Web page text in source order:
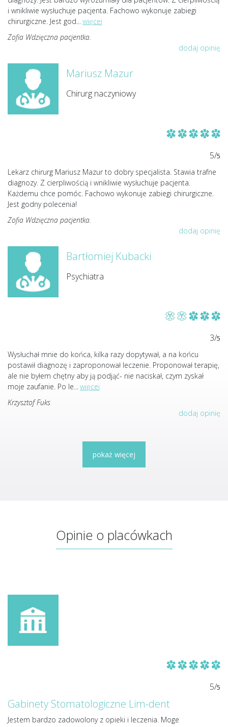
i wnikliwie wysłuchuje pacjenta. Fachowo wykonuje zabiegi
chirurgiczne. Jest god
więcej
Zofia Wdzięczna pacjentka.
dodaj opinię
Mariusz Mazur
Chirurg naczyniowy
5/5
Lekarz chirurg Mariusz Mazur to dobry specjalista. Stawia trafne
diagnozy. Z cierpliwością i wnikliwie wysłuchuje pacjenta.
Każdemu chce pomóc. Fachowo wykonuje zabiegi chirurgiczne.
Jest godny polecenia!
Zofia Wdzięczna pacjentka.
dodaj opinię
Bartłomiej Kubacki
Psychiatra
3/5
Wysłuchał mnie do końca, kilka razy dopytywał, a na końcu
postawił diagnozę i zaproponował leczenie. Proponował terapię,
ale nie byłem chętny aby ją podjąć- nie naciskał, czym zyskał
moje zaufanie. Po le...więcej
Krzysztof Fuks
dodaj opinię
pokaż więcej
Opinie o placówkach
5/5
Gabinety Stomatologiczne Lim-dent
Jestem bardzo zadowolony z opieki i leczenia. Moge